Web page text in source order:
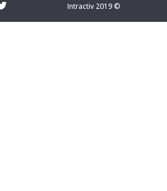
Intractiv 2019 ©